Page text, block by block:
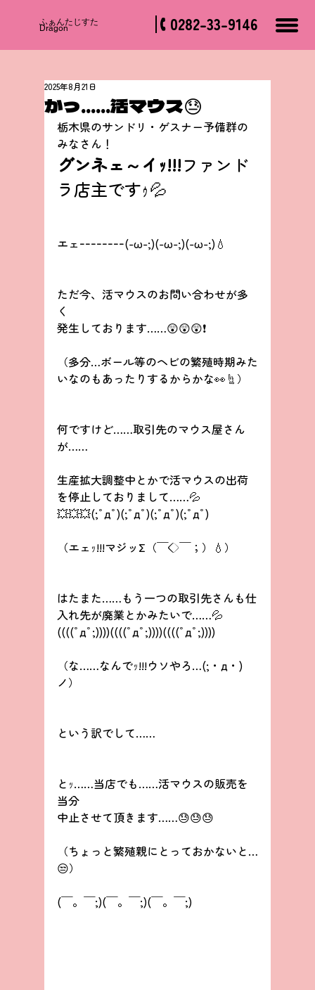
​ふぁんたじすた
Dragon 0282-33-9146
かっ……活マウス😓
2025年8月21日
栃木県のサンドリ・ゲスナー予備群の
みなさん！
グンネェ～イｯ!!!ファンド
ラ店主ですｩ💦
エェｰｰｰｰｰｰｰｰ(-ω-;)(-ω-;)(-ω-;)💧
ただ今、活マウスのお問い合わせが多
く
発生しております……😲😲😲❗
（多分…ボール等のヘビの繁殖時期みた
いなのもあったりするからかな👀☝）
何ですけど……取引先のマウス屋さん
が……
生産拡大調整中とかで活マウスの出荷
を停止しておりまして……💦
💥💥💥(;ﾟдﾟ)(;ﾟдﾟ)(;ﾟдﾟ)(;ﾟдﾟ)
（エェｯ!!!マジッΣ（￣◇￣；）💧）
はたまた……もう一つの取引先さんも仕
入れ先が廃業とかみたいで……💦
((((ﾟдﾟ;))))((((ﾟдﾟ;))))((((ﾟдﾟ;))))
（な……なんでｯ!!!ウソやろ…(;・д・)
ノ）
という訳でして……
とｯ……当店でも……活マウスの販売を
当分
中止させて頂きます……😓😓😓
（ちょっと繁殖親にとっておかないと…
😒）
(￣。￣;)(￣。￣;)(￣。￣;)